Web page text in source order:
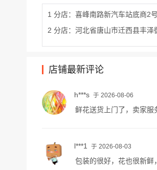
1 分店：喜峰南路新汽车站底商2号
2 分店：河北省唐山市迁西县丰泽
店铺最新评论
h***s 于 2026-08-06
鲜花送货上门了，卖家
l***1 于 2026-08-03
包装的很好，花也很新